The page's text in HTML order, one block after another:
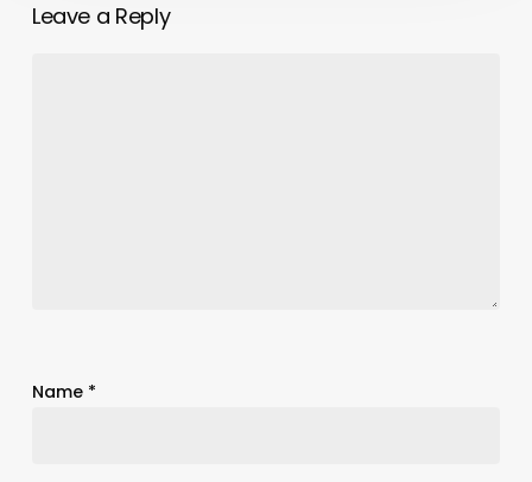
Leave a Reply
Name *